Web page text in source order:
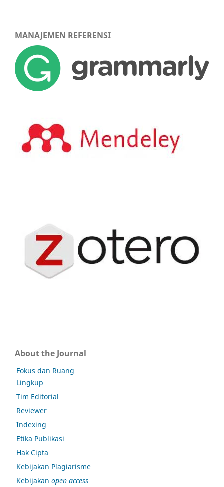
MANAJEMEN REFERENSI
About the Journal
Fokus dan Ruang
Lingkup
Tim Editorial
Reviewer
Indexing
Etika Publikasi
Hak Cipta
Kebijakan Plagiarisme
Kebijakan open access